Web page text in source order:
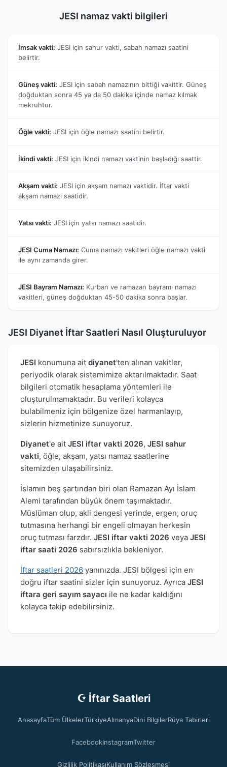
JESI namaz vakti bilgileri
İmsak vakti: JESI için sahur vakti, sabah namazı saatini
belirtir.
Güneş vakti: JESI için sabah namazının bittiği vakittir. Güneş
doğduktan sonra 45 ya da 50 dakika içinde namaz kılmak
mekruhtur.
Öğle vakti: JESI için öğle namazı saatini belirtir.
İkindi vakti: JESI için ikindi namazı vaktinin başladığı saattir.
Akşam vakti: JESI için akşam namazı vaktidir. İftar vakti
akşam namazı saatidir.
Yatsı vakti: JESI için yatsı namazı saatidir.
JESI Cuma Namazı: Cuma namazı vakitleri öğle namazı vakti
ile aynı zamanda girer.
JESI Bayram Namazı: Kurban ve ramazan bayramı namazı
vakitleri, güneş doğduktan 45-50 dakika sonra başlar.
JESI Diyanet İftar Saatleri Nasıl Oluşturuluyor
JESI konumuna ait diyanet'ten alınan vakitler,
periyodik olarak sistemimize aktarılmaktadır. Saat
bilgileri otomatik hesaplama yöntemleri ile
oluşturulmamaktadır. Bu verileri kolayca
bulabilmeniz için bölgenize özel harmanlayıp,
sizlerin hizmetinize sunuyoruz.
Diyanet'e ait JESI iftar vakti 2026, JESI sahur
vakti, öğle, akşam, yatsı namaz saatlerine
sitemizden ulaşabilirsiniz.
İslamın beş şartından biri olan Ramazan Ayı İslam
Alemi tarafından büyük önem taşımaktadır.
Müslüman olup, akli dengesi yerinde, ergen, oruç
tutmasına herhangi bir engeli olmayan herkesin
oruç tutması farzdır. JESI iftar vakti 2026 veya JESI
iftar saati 2026 sabırsızlıkla bekleniyor.
İftar saatleri 2026 yanınızda. JESI bölgesi için en
doğru iftar saatini sizler için sunuyoruz. Ayrıca JESI
iftara geri sayım sayacı ile ne kadar kaldığını
kolayca takip edebilirsiniz.
☪ İftar Saatleri
AnasayfaTüm ÜlkelerTürkiyeAlmanyaDini BilgilerRüya Tabirleri
FacebookInstagramTwitter
Gizlilik PolitikasıKullanım Sözleşmesi